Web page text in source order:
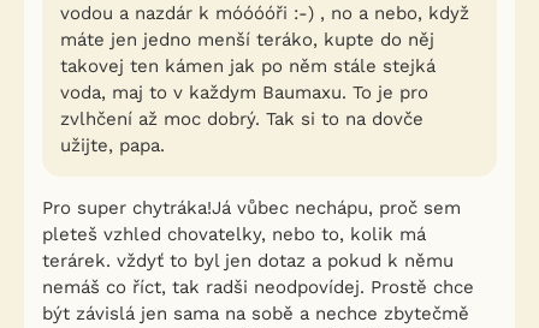
vodou a nazdár k móóóóři :-) , no a nebo, když
máte jen jedno menší teráko, kupte do něj
takovej ten kámen jak po něm stále stejká
voda, maj to v každym Baumaxu. To je pro
zvlhčení až moc dobrý. Tak si to na dovče
užijte, papa.
Pro super chytráka!Já vůbec nechápu, proč sem
pleteš vzhled chovatelky, nebo to, kolik má
terárek. vždyť to byl jen dotaz a pokud k němu
nemáš co říct, tak radši neodpovídej. Prostě chce
být závislá jen sama na sobě a nechce zbytečmě